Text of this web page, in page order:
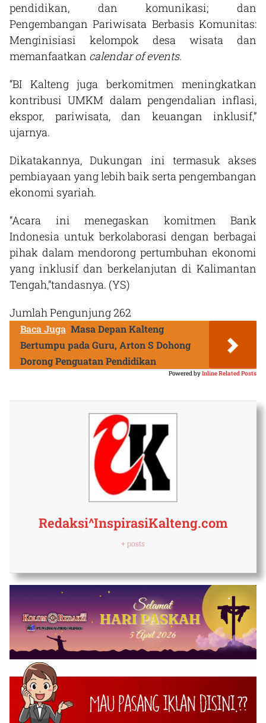
pendidikan, dan komunikasi; dan
Pengembangan Pariwisata Berbasis Komunitas:
Menginisiasi kelompok desa wisata dan
memanfaatkan calendar of events.
“BI Kalteng juga berkomitmen meningkatkan
kontribusi UMKM dalam pengendalian inflasi,
ekspor, pariwisata, dan keuangan inklusif,”
ujarnya.
Dikatakannya, Dukungan ini termasuk akses
pembiayaan yang lebih baik serta pengembangan
ekonomi syariah.
“Acara ini menegaskan komitmen Bank
Indonesia untuk berkolaborasi dengan berbagai
pihak dalam mendorong pertumbuhan ekonomi
yang inklusif dan berkelanjutan di Kalimantan
Tengah,”tandasnya. (YS)
Jumlah Pengunjung262
Baca Juga Masa Depan Kalteng
Bertumpu pada Guru, Arton S Dohong
Dorong Penguatan Pendidikan
Powered byInline Related Posts
Redaksi^InspirasiKalteng.com
+ posts